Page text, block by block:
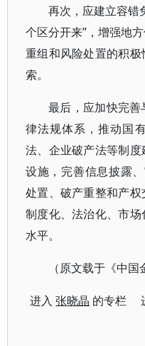
再次，应建立容错
个区分开来”，增强地
重组和风险处置的积
索。
最后，应加快完
律法规体系，推动国
法、企业破产法等制
设施，完善信息披露
处置、破产重整和产
制度化、法治化、市
水平。
（原文载于《中国
进入张晓晶 的专栏